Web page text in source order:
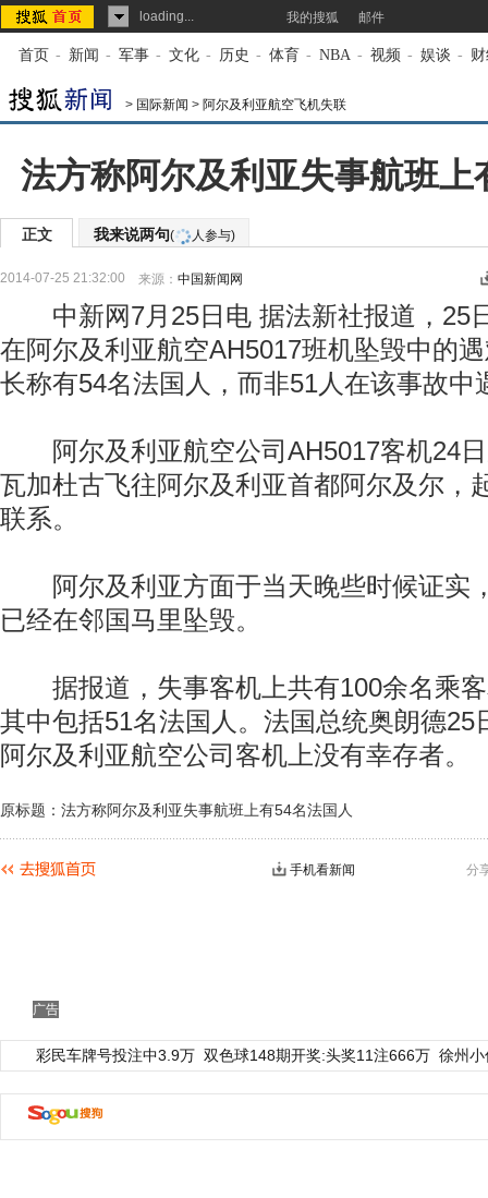
loading... 我的搜狐 邮件
首页 - 新闻 - 军事 - 文化 - 历史 - 体育 - NBA - 视频 - 娱谈 -
> 国际新闻 > 阿尔及利亚航空飞机失联
法方称阿尔及利亚失事航班上
正文 我来说两句( 人参与)
2014-07-25 21:32:00 来源： 中国新闻网
中新网7月25日电 据法新社报道，25
在阿尔及利亚航空AH5017班机坠毁中的
长称有54名法国人，而非51人在该事故中
阿尔及利亚航空公司AH5017客机24日
瓦加杜古飞往阿尔及利亚首都阿尔及尔，
联系。
阿尔及利亚方面于当天晚些时候证实
已经在邻国马里坠毁。
据报道，失事客机上共有100余名乘客
其中包括51名法国人。法国总统奥朗德25
阿尔及利亚航空公司客机上没有幸存者。
原标题：法方称阿尔及利亚失事航班上有54名法国人
分
手机看新闻
广告
彩民车牌号投注中3.9万 双色球148期开奖:头奖11注666万 徐州